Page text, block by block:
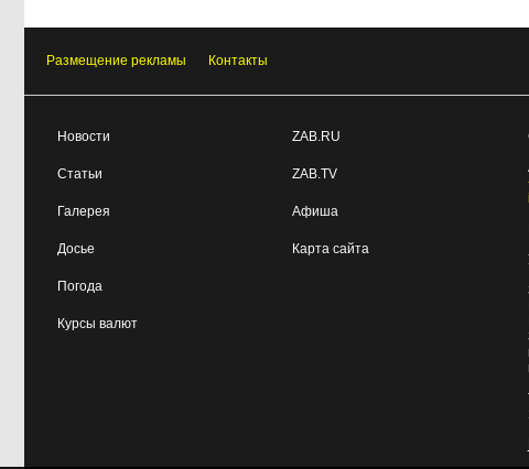
Размещение рекламы Контакты
Новости
Статьи
Галерея
Досье
Погода
Курсы валют
ZAB.RU
ZAB.TV
Афиша
Карта сайта